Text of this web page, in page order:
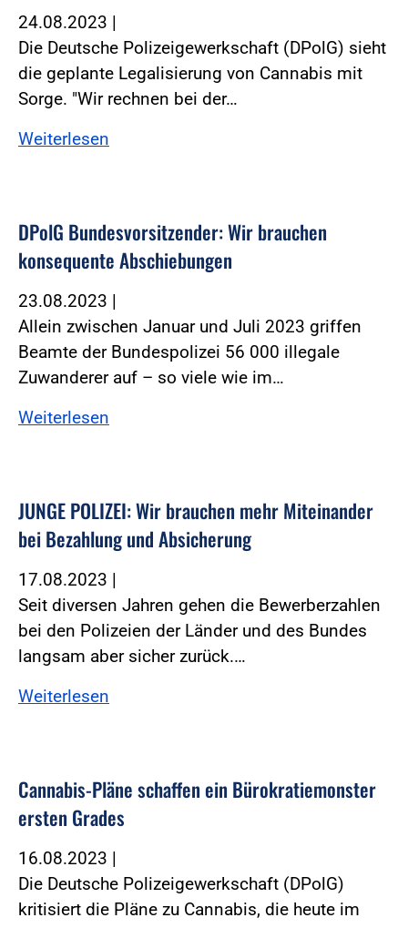
24.08.2023 |
Die Deutsche Polizeigewerkschaft (DPolG) sieht
die geplante Legalisierung von Cannabis mit
Sorge. "Wir rechnen bei der…
Weiterlesen
DPolG Bundesvorsitzender: Wir brauchen
konsequente Abschiebungen
23.08.2023 |
Allein zwischen Januar und Juli 2023 griffen
Beamte der Bundespolizei 56 000 illegale
Zuwanderer auf – so viele wie im…
Weiterlesen
JUNGE POLIZEI: Wir brauchen mehr Miteinander
bei Bezahlung und Absicherung
17.08.2023 |
Seit diversen Jahren gehen die Bewerberzahlen
bei den Polizeien der Länder und des Bundes
langsam aber sicher zurück.…
Weiterlesen
Cannabis-Pläne schaffen ein Bürokratiemonster
ersten Grades
16.08.2023 |
Die Deutsche Polizeigewerkschaft (DPolG)
kritisiert die Pläne zu Cannabis, die heute im